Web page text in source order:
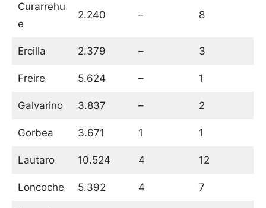
Curarrehu
e
2.240 – 8
Ercilla 2.379 – 3
Freire 5.624 – 1
Galvarino 3.837 – 2
Gorbea 3.671 1 1
Lautaro 10.524 4 12
Loncoche 5.392 4 7